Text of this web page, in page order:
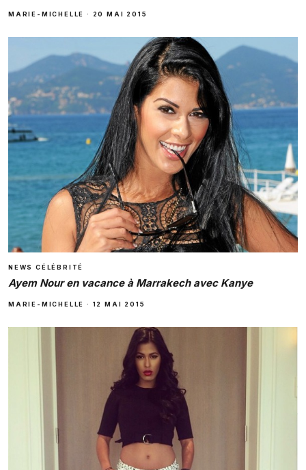
MARIE-MICHELLE · 20 MAI 2015
NEWS CÉLÉBRITÉ
Ayem Nour en vacance à Marrakech avec Kanye
MARIE-MICHELLE · 12 MAI 2015